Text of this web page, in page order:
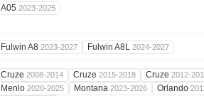
A05 2023-2025
Fulwin A8 2023-2027 Fulwin A8L 2024-2027
Cruze 2008-2014 Cruze 2015-2018 Cruze 2012-
Menlo 2020-2025 Montana 2023-2026 Orlando